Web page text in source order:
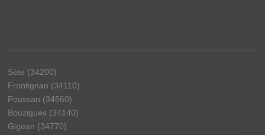
Sète (34200)
Frontignan (34110)
Poussan (34560)
Bouzigues (34140)
Gigean (34770)